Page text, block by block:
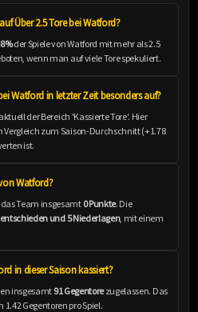
Über 2.5 Tore bei Watford?
der Spiele von Watford mit mehr als 2.5
wenn man auf viele Tore spekuliert.
Watford in letzter Zeit besonders auf?
der Bereich 'Kassierte Tore'. Hier
Vergleich zum Saison-Durchschnitt (+1.78
ist.
Watford?
Team insgesamt 0 Punkte. Die
und 5 Niederlagen, mit einem
in dieser Saison kassiert?
insgesamt91 Gegentorezugelassen. Das
Gegentoren pro Spiel.